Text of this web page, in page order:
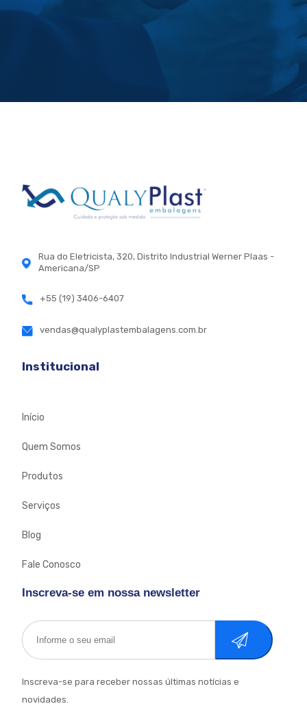
Rua do Eletricista, 320, Distrito Industrial Werner Plaas -
Americana/SP
+55 (19) 3406-6407
vendas@qualyplastembalagens.com.br
Institucional
Início
Quem Somos
Produtos
Serviços
Blog
Fale Conosco
Inscreva-se em nossa newsletter
Cadastrar
Inscreva-se para receber nossas últimas notícias e
novidades.